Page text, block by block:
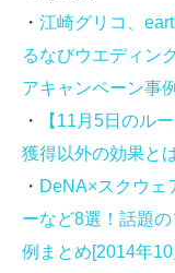
・ 江崎グリコ、
るなびウエディン
アキャンペーン事
・
【11月5日のル
獲得以外の効果と
・ DeNA×スクウェ
ーなど8選！話題
例まとめ[2014年